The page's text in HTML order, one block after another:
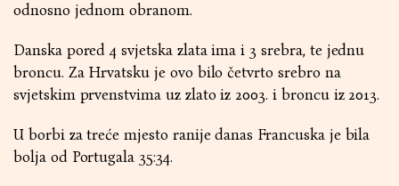
odnosno jednom obranom.
Danska pored 4 svjetska zlata ima i 3 srebra, te jednu
broncu. Za Hrvatsku je ovo bilo četvrto srebro na
svjetskim prvenstvima uz zlato iz 2003. i broncu iz 2013.
U borbi za treće mjesto ranije danas Francuska je bila
bolja od Portugala 35:34.